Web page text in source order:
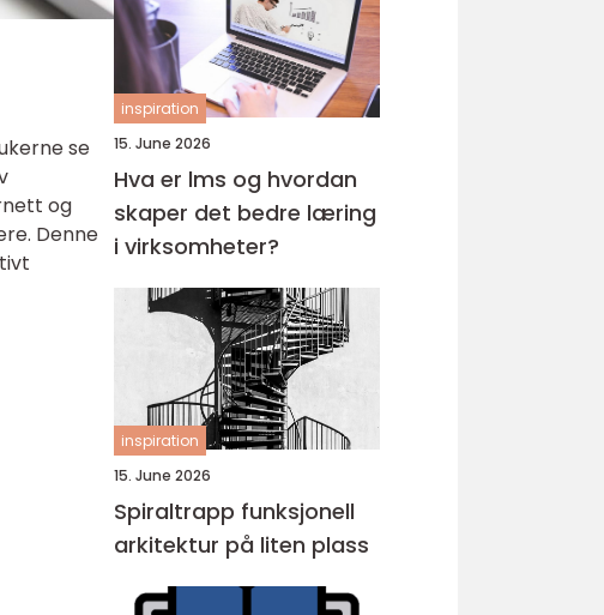
se
og
Denne
inspiration
15. June 2026
Hva er lms og hvordan
skaper det bedre læring
i virksomheter?
inspiration
15. June 2026
Spiraltrapp funksjonell
arkitektur på liten plass